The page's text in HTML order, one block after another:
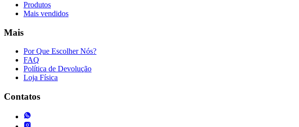
Produtos
Mais vendidos
Mais
Por Que Escolher Nós?
FAQ
Política de Devolução
Loja Física
Contatos